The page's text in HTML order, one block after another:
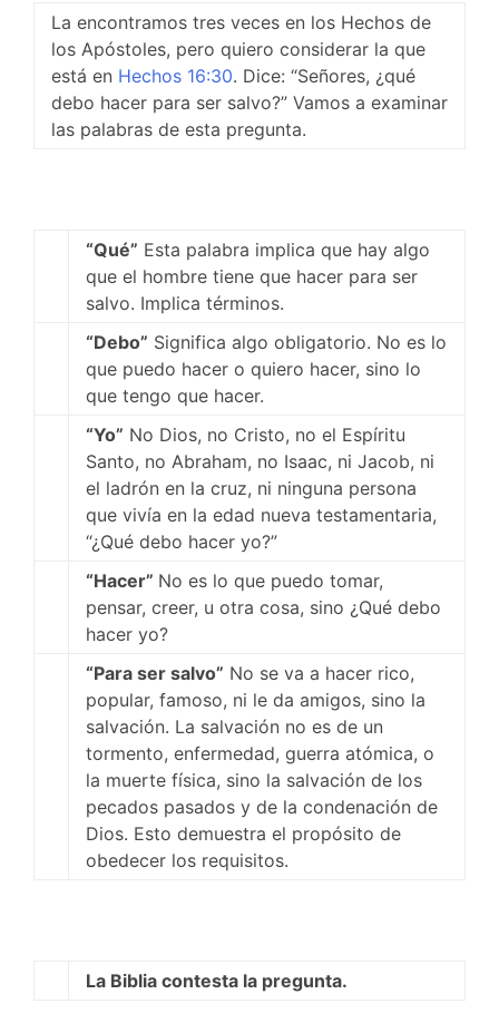
La encontramos tres veces en los Hechos de
los Apóstoles, pero quiero considerar la que
está en Hechos 16:30. Dice: “Señores, ¿qué
debo hacer para ser salvo?” Vamos a examinar
las palabras de esta pregunta.
“Qué” Esta palabra implica que hay algo
que el hombre tiene que hacer para ser
salvo. Implica términos.
“Debo” Significa algo obligatorio. No es lo
que puedo hacer o quiero hacer, sino lo
que tengo que hacer.
“Yo” No Dios, no Cristo, no el Espíritu
Santo, no Abraham, no Isaac, ni Jacob, ni
el ladrón en la cruz, ni ninguna persona
que vivía en la edad nueva testamentaria,
“¿Qué debo hacer yo?”
“Hacer” No es lo que puedo tomar,
pensar, creer, u otra cosa, sino ¿Qué debo
hacer yo?
“Para ser salvo” No se va a hacer rico,
popular, famoso, ni le da amigos, sino la
salvación. La salvación no es de un
tormento, enfermedad, guerra atómica, o
la muerte física, sino la salvación de los
pecados pasados y de la condenación de
Dios. Esto demuestra el propósito de
obedecer los requisitos.
La Biblia contesta la pregunta.